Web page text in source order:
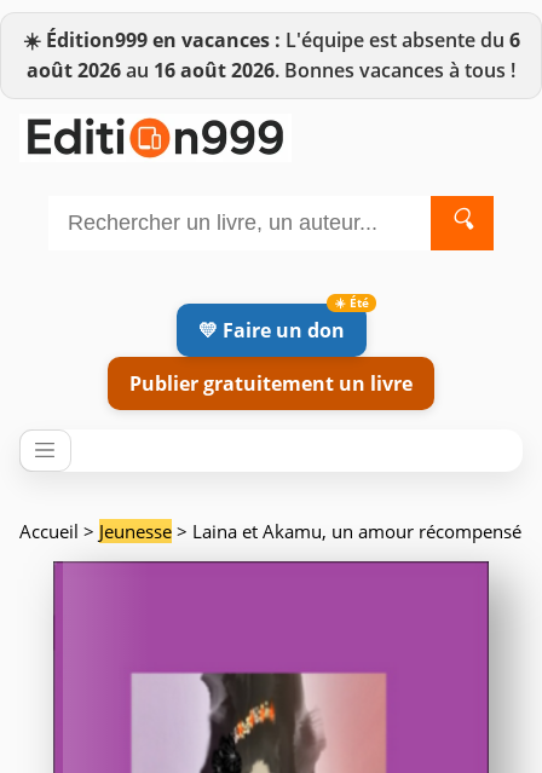
☀️ Édition999 en vacances : L'équipe est absente du 6
août 2026au 16 août 2026. Bonnes vacances à tous !
🔍
💛 Faire un don
Publier gratuitement un livre
Accueil > Jeunesse > Laina et Akamu, un amour récompensé